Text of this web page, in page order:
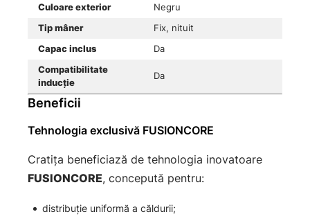
Culoare exterior
Negru
Tip mâner
Fix, nituit
Capac inclus
Da
Compatibilitate
inducție
Da
Beneficii
Tehnologia exclusivă FUSIONCORE
Cratița beneficiază de tehnologia inovatoare
FUSIONCORE, concepută pentru:
distribuție uniformă a căldurii;